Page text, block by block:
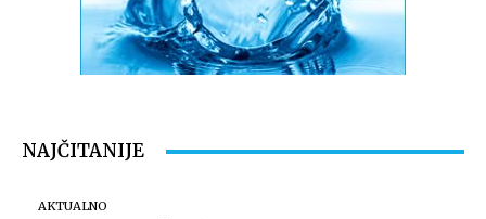
NAJČITANIJE
AKTUALNO